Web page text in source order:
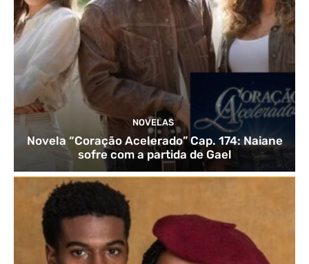
NOVELAS
Novela “Coração Acelerado” Cap. 174: Naiane
sofre com a partida de Gael